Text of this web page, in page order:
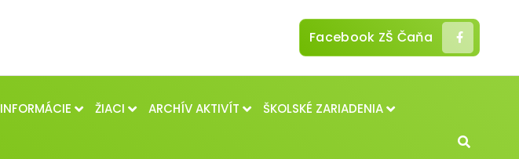
Facebook ZŠ Čaňa
INFORMÁCIE ŽIACI ARCHÍV AKTIVÍT ŠKOLSKÉ ZARIADENIA